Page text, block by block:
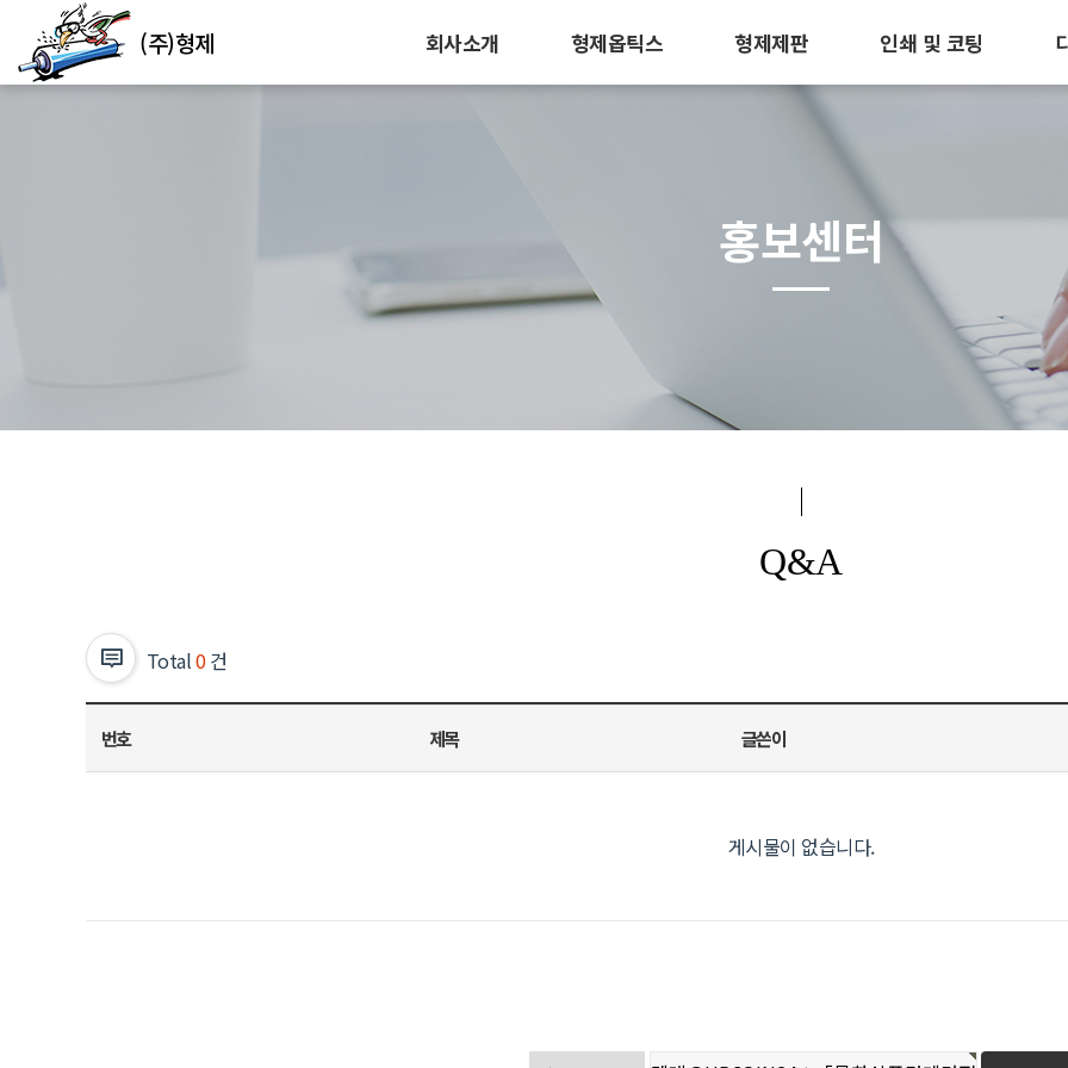
(주)형제 회사소개 형제옵틱스 형제제판 인쇄 및 코팅
홍보센터
Q&A
Total0건
번호 제목 글쓴이
게시물이 없습니다.